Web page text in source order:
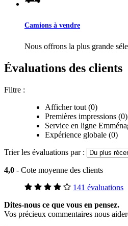
Camions à vendre
Nous offrons la plus grande
Évaluations des clients
Filtre :
Afficher tout (0)
Premières impressions (0)
Service en ligne
Expérience globale (0)
Trier les évaluations par :
4,0 - Cote moyenne des clients
141 évaluations
Dites-nous ce que vous en pensez.
Vos précieux commentaires nous